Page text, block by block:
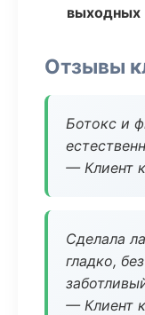
выходных
Отзывы
Ботокс и
— Клиент
Сделала
гладко,
— Клиент